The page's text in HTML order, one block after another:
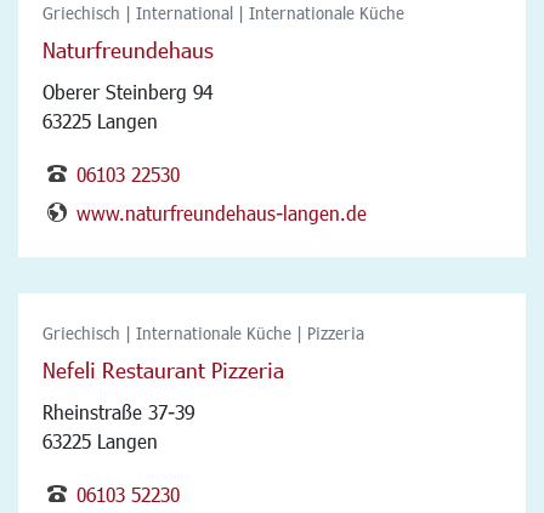
Griechisch | International | Internationale Küche
Naturfreundehaus
Oberer Steinberg 94
63225 Langen
06103 22530
www.naturfreundehaus-langen.de
Griechisch | Internationale Küche | Pizzeria
Nefeli Restaurant Pizzeria
Rheinstraße 37-39
63225 Langen
06103 52230